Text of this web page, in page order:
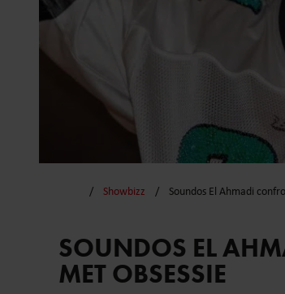
Showbizz Soundos El Ahmadi
SOUNDOS EL
MET OBSESSIE